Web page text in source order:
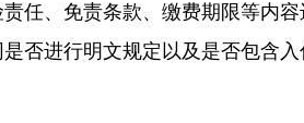
任、免责条款、缴费期限等内
否进行明文规定以及是否包含入